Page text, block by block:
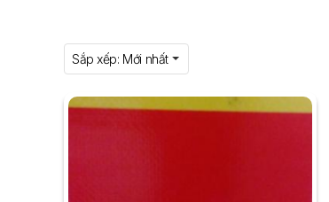
Sắp xếp: Mới nhất